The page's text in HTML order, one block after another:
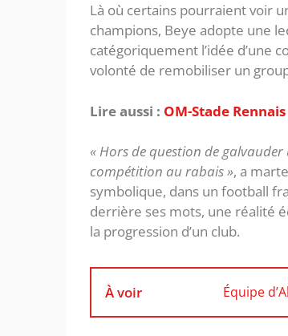
‎Là où certains pourraient voir
champions, Beye adopte une
catégoriquement l’idée d’une
volonté de remobiliser un
Lire aussi : OM-Stade
« Hors de question de
compétition au rabais », a
symbolique, dans un football
derrière ses mots, une réalité
la progression d’un club.
À voir Équipe